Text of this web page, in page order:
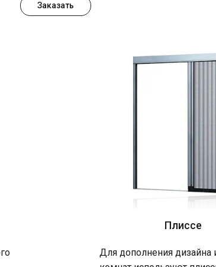
Плиссе
Для дополнения дизайна
Заказать